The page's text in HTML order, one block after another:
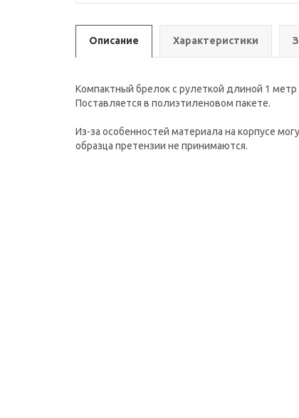
Описание Характеристики
Компактный брелок с рулеткой длиной 1
Поставляется в полиэтиленовом пакете.
Из-за особенностей материала на корпусе
образца претензии не принимаются.